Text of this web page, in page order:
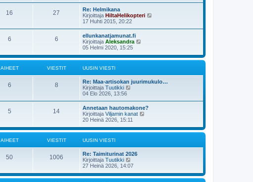
i
s
n
i
s
i
e
i
16 27
Re: Helmikana
Kirjoittaja HiltaHelikopteri
s
i
v
i
i
17 Huhti 2015, 20:22
6 6
ellunkanatjamunat.fi
Kirjoittaja Aleksandra
t
u
s
v
i
e
s
i
05 Helmi 2020, 15:25
AIHEET VIESTIT UUSIN VIESTI
6 8
Re: Maa-artisokan juurimukulo…
Kirjoittaja Tuutikki
t
ä
u
u
s
i
v
i
s
i
04 Elo 2026, 13:56
5 14
Annetaan hautomakone?
Kirjoittaja Viljamin kanat
t
u
v
i
20 Heinä 2026, 15:11
AIHEET VIESTIT UUSIN VIESTI
50 1006
Re: Taimiturinat 2026
Kirjoittaja Tuutikki
ä
t
27 Heinä 2026, 14:07